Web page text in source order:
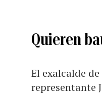
Quieren
El exalcalde
representante